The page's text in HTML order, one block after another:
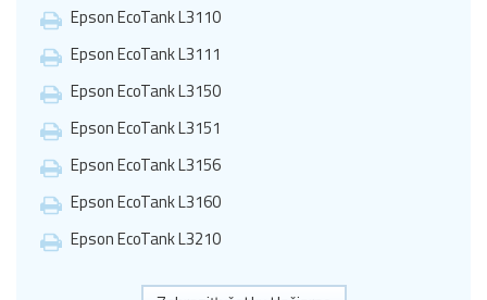
Epson EcoTank L3110
Epson EcoTank L3111
Epson EcoTank L3150
Epson EcoTank L3151
Epson EcoTank L3156
Epson EcoTank L3160
Epson EcoTank L3210